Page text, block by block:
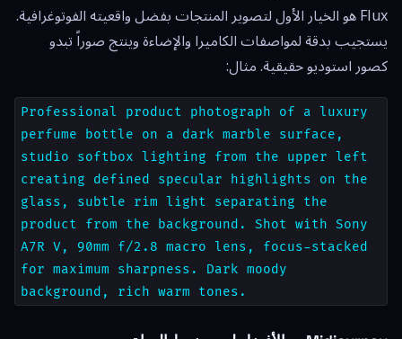
Flux هو الخيار الأول لتصوير المنتجات بفضل واقعيته الفوتوغرافية.
يستجيب بدقة لمواصفات الكاميرا والإضاءة وينتج صوراً تبدو
كصور استوديو حقيقية. مثال:
Professional product photograph of a luxury
perfume bottle on a dark marble surface,
studio softbox lighting from the upper left
creating defined specular highlights on the
glass, subtle rim light separating the
product from the background. Shot with Sony
A7R V, 90mm f/2.8 macro lens, focus-stacked
for maximum sharpness. Dark moody
background, rich warm tones.